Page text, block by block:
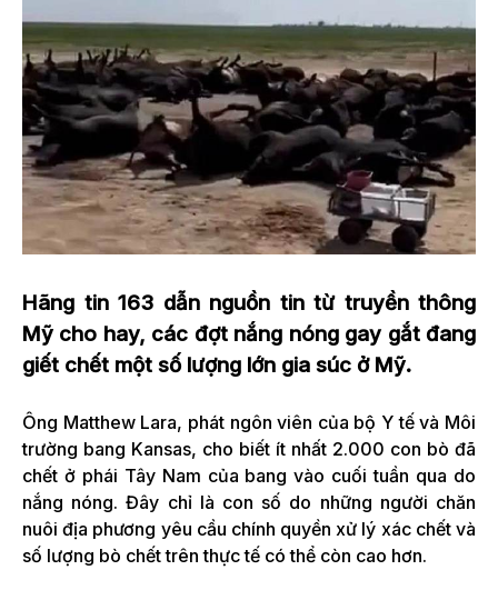
Hãng tin 163 dẫn nguồn tin từ truyền thông
Mỹ cho hay, các đợt nắng nóng gay gắt đang
giết chết một số lượng lớn gia súc ở Mỹ.
Ông Matthew Lara, phát ngôn viên của bộ Y tế và Môi
trường bang Kansas, cho biết ít nhất 2.000 con bò đã
chết ở phái Tây Nam của bang vào cuối tuần qua do
nắng nóng. Đây chỉ là con số do những người chăn
nuôi địa phương yêu cầu chính quyền xử lý xác chết và
số lượng bò chết trên thực tế có thể còn cao hơn.